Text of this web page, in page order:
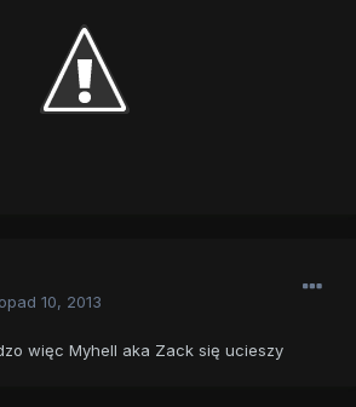
10, 2013
więc Myhell aka Zack się ucieszy